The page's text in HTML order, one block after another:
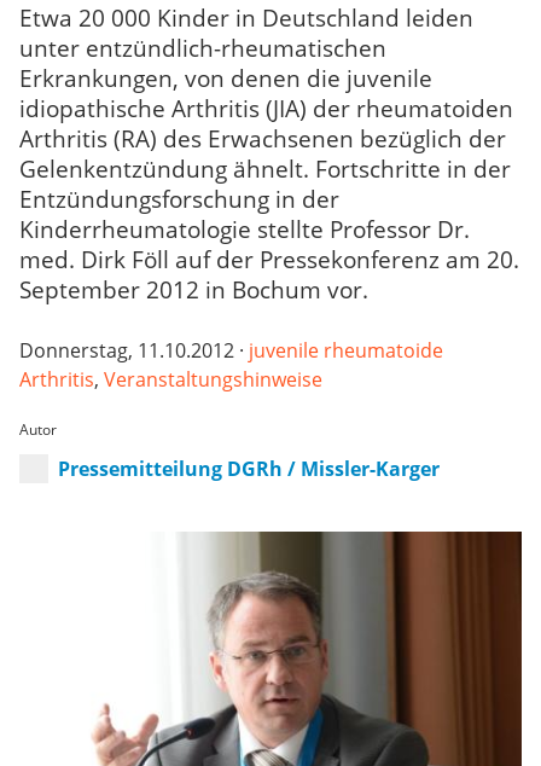
Etwa 20 000 Kinder in Deutschland leiden
unter entzündlich-rheumatischen
Erkrankungen, von denen die juvenile
idiopathische Arthritis (JIA) der rheumatoiden
Arthritis (RA) des Erwachsenen bezüglich der
Gelenkentzündung ähnelt. Fortschritte in der
Entzündungsforschung in der
Kinderrheumatologie stellte Professor Dr.
med. Dirk Föll auf der Pressekonferenz am 20.
September 2012 in Bochum vor.
Donnerstag, 11.10.2012 · juvenile rheumatoide
Arthritis, Veranstaltungshinweise
Autor
Pressemitteilung DGRh / Missler-Karger